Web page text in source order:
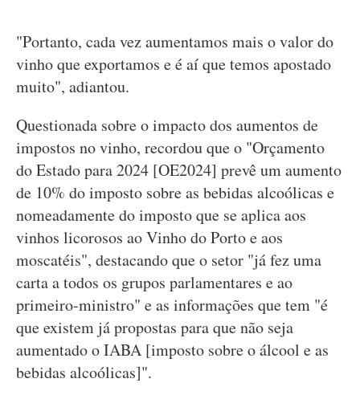
"Portanto, cada vez aumentamos mais o valor do
vinho que exportamos e é aí que temos apostado
muito", adiantou.
Questionada sobre o impacto dos aumentos de
impostos no vinho, recordou que o "Orçamento
do Estado para 2024 [OE2024] prevê um aumento
de 10% do imposto sobre as bebidas alcoólicas e
nomeadamente do imposto que se aplica aos
vinhos licorosos ao Vinho do Porto e aos
moscatéis", destacando que o setor "já fez uma
carta a todos os grupos parlamentares e ao
primeiro-ministro" e as informações que tem "é
que existem já propostas para que não seja
aumentado o IABA [imposto sobre o álcool e as
bebidas alcoólicas]".